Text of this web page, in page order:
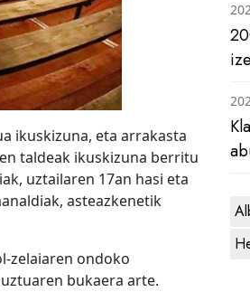
ikuskizuna, eta arrakasta
taldeak ikuskizuna berritu
uztailaren 17an hasi eta
asteazkenetik
zelaiaren ondoko
bukaera arte.